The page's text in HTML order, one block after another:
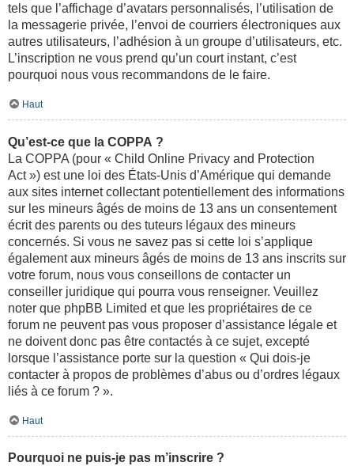
tels que l’affichage d’avatars personnalisés, l’utilisation de
la messagerie privée, l’envoi de courriers électroniques aux
autres utilisateurs, l’adhésion à un groupe d’utilisateurs, etc.
L’inscription ne vous prend qu’un court instant, c’est
pourquoi nous vous recommandons de le faire.
Haut
Qu’est-ce que la COPPA ?
La COPPA (pour « Child Online Privacy and Protection
Act ») est une loi des États-Unis d’Amérique qui demande
aux sites internet collectant potentiellement des informations
sur les mineurs âgés de moins de 13 ans un consentement
écrit des parents ou des tuteurs légaux des mineurs
concernés. Si vous ne savez pas si cette loi s’applique
également aux mineurs âgés de moins de 13 ans inscrits sur
votre forum, nous vous conseillons de contacter un
conseiller juridique qui pourra vous renseigner. Veuillez
noter que phpBB Limited et que les propriétaires de ce
forum ne peuvent pas vous proposer d’assistance légale et
ne doivent donc pas être contactés à ce sujet, excepté
lorsque l’assistance porte sur la question « Qui dois-je
contacter à propos de problèmes d’abus ou d’ordres légaux
liés à ce forum ? ».
Haut
Pourquoi ne puis-je pas m’inscrire ?